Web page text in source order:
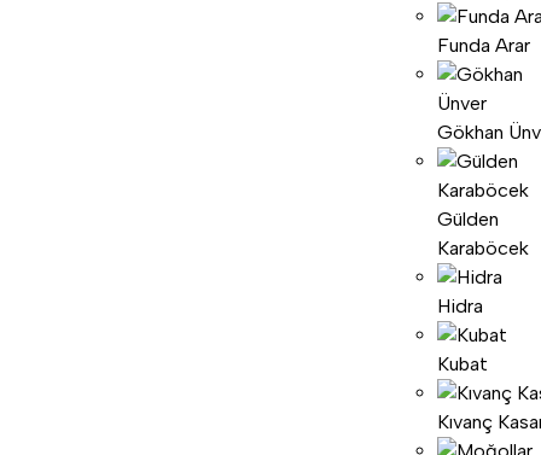
Funda Arar
Gökhan
Gülden
Karaböcek
Hidra
Kubat
Kıvanç